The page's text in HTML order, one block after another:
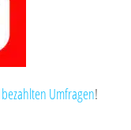
bezahlten Umfragen!